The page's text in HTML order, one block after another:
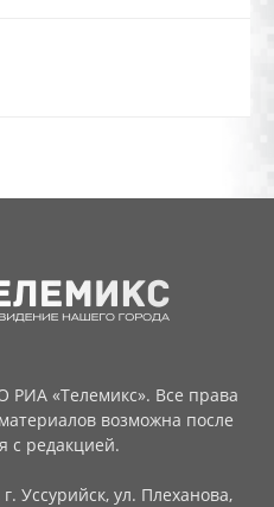
«Телемикс». Все права
возможна после
с редакцией.
Уссурийск, ул. Плеханова,